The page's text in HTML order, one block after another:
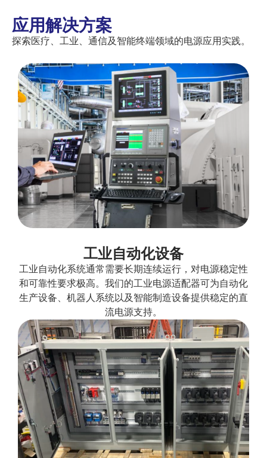
应用解决方案
探索医疗、工业、通信及智能终端领域的电源应用实践。
工业自动化设备
工业自动化系统通常需要长期连续运行，对电源稳定性
和可靠性要求极高。我们的工业电源适配器可为自动化
生产设备、机器人系统以及智能制造设备提供稳定的直
流电源支持。